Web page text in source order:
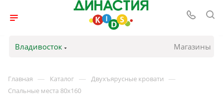
Владивосток Магазины
Главная — Каталог — Двухъярусные кровати —
Спальные места 80х160